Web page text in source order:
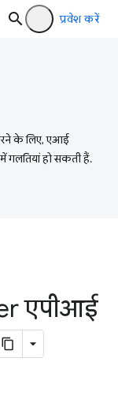
प्रवेश करें
के लिए, एआई
गलतियां हो सकती हैं.
एपीआई